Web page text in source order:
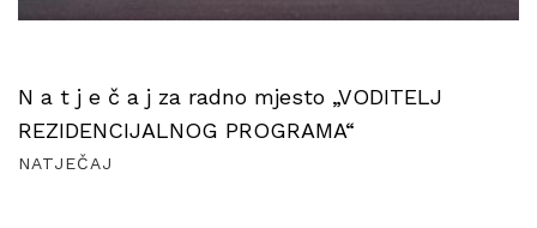
N a t j e č a j za radno mjesto „VODITELJ
REZIDENCIJALNOG PROGRAMA“
NATJEČAJ